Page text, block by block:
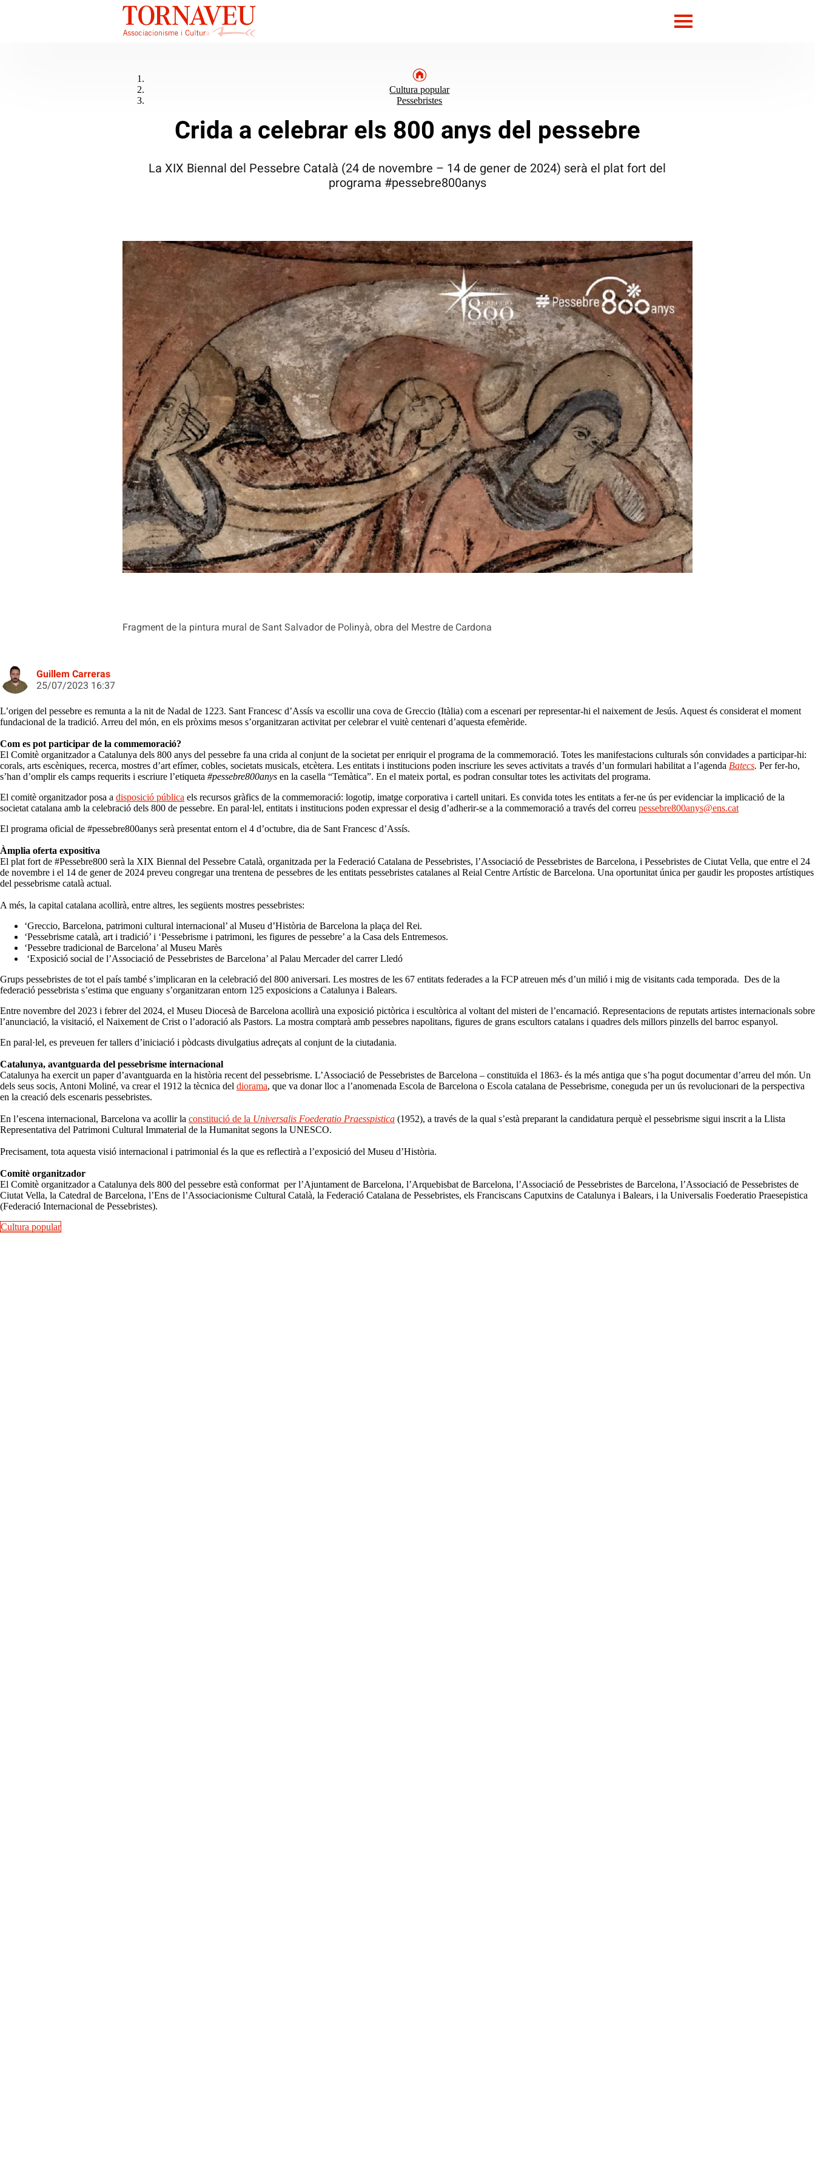
Fragment de la pintura mural de Sant Salvador de Polinyà, obra del Mestre de Cardona
Cultura popular
Pessebristes
Crida a celebrar els 800 anys del pessebre
La XIX Biennal del Pessebre Català (24 de novembre – 14 de gener de 2024) serà el plat fort del
programa #pessebre800anys
Guillem Carreras
25/07/2023 16:37
L’origen del pessebre es remunta a la nit de Nadal de 1223. Sant Francesc d’Assís va escollir una cova de Greccio (Itàlia) com a escenari per representar-hi el naixement de Jesús. Aquest és considerat el moment
fundacional de la tradició. Arreu del món, en els pròxims mesos s’organitzaran activitat per celebrar el vuitè centenari d’aquesta efemèride.
Com es pot participar de la commemoració?
El Comitè organitzador a Catalunya dels 800 anys del pessebre fa una crida al conjunt de la societat per enriquir el programa de la commemoració. Totes les manifestacions culturals són convidades a participar-hi:
corals, arts escèniques, recerca, mostres d’art efímer, cobles, societats musicals, etcètera. Les entitats i institucions poden inscriure les seves activitats a través d’un formulari habilitat a l’agenda Batecs. Per fer-ho,
s’han d’omplir els camps requerits i escriure l’etiqueta #pessebre800anys en la casella “Temàtica”. En el mateix portal, es podran consultar totes les activitats del programa.
El comitè organitzador posa a disposició pública els recursos gràfics de la commemoració: logotip, imatge corporativa i cartell unitari. Es convida totes les entitats a fer-ne ús per evidenciar la implicació de la
societat catalana amb la celebració dels 800 de pessebre. En paral·lel, entitats i institucions poden expressar el desig d’adherir-se a la commemoració a través del correu pessebre800anys@ens.cat
El programa oficial de #pessebre800anys serà presentat entorn el 4 d’octubre, dia de Sant Francesc d’Assís.
Àmplia oferta expositiva
El plat fort de #Pessebre800 serà la XIX Biennal del Pessebre Català, organitzada per la Federació Catalana de Pessebristes, l’Associació de Pessebristes de Barcelona, i Pessebristes de Ciutat Vella, que entre el 24
de novembre i el 14 de gener de 2024 preveu congregar una trentena de pessebres de les entitats pessebristes catalanes al Reial Centre Artístic de Barcelona. Una oportunitat única per gaudir les propostes artístiques
del pessebrisme català actual.
A més, la capital catalana acollirà, entre altres, les següents mostres pessebristes:
‘Greccio, Barcelona, patrimoni cultural internacional’ al Museu d’Història de Barcelona la plaça del Rei.
‘Pessebrisme català, art i tradició’ i ‘Pessebrisme i patrimoni, les figures de pessebre’ a la Casa dels Entremesos.
‘Pessebre tradicional de Barcelona’ al Museu Marès
‘Exposició social de l’Associació de Pessebristes de Barcelona’ al Palau Mercader del carrer Lledó
Grups pessebristes de tot el país també s’implicaran en la celebració del 800 aniversari. Les mostres de les 67 entitats federades a la FCP atreuen més d’un milió i mig de visitants cada temporada. Des de la
federació pessebrista s’estima que enguany s’organitzaran entorn 125 exposicions a Catalunya i Balears.
Entre novembre del 2023 i febrer del 2024, el Museu Diocesà de Barcelona acollirà una exposició pictòrica i escultòrica al voltant del misteri de l’encarnació. Representacions de reputats artistes internacionals sobre
l’anunciació, la visitació, el Naixement de Crist o l’adoració als Pastors. La mostra comptarà amb pessebres napolitans, figures de grans escultors catalans i quadres dels millors pinzells del barroc espanyol.
En paral·lel, es preveuen fer tallers d’iniciació i pòdcasts divulgatius adreçats al conjunt de la ciutadania.
Catalunya, avantguarda del pessebrisme internacional
Catalunya ha exercit un paper d’avantguarda en la història recent del pessebrisme. L’Associació de Pessebristes de Barcelona – constituïda el 1863- és la més antiga que s’ha pogut documentar d’arreu del món. Un
dels seus socis, Antoni Moliné, va crear el 1912 la tècnica del diorama, que va donar lloc a l’anomenada Escola de Barcelona o Escola catalana de Pessebrisme, coneguda per un ús revolucionari de la perspectiva
en la creació dels escenaris pessebristes.
En l’escena internacional, Barcelona va acollir la constitució de la Universalis Foederatio Praesspistica (1952), a través de la qual s’està preparant la candidatura perquè el pessebrisme sigui inscrit a la Llista
Representativa del Patrimoni Cultural Immaterial de la Humanitat segons la UNESCO.
Precisament, tota aquesta visió internacional i patrimonial és la que es reflectirà a l’exposició del Museu d’Història.
Comitè organitzador
El Comitè organitzador a Catalunya dels 800 del pessebre està conformat per l’Ajuntament de Barcelona, l’Arquebisbat de Barcelona, l’Associació de Pessebristes de Barcelona, l’Associació de Pessebristes de
Ciutat Vella, la Catedral de Barcelona, l’Ens de l’Associacionisme Cultural Català, la Federació Catalana de Pessebristes, els Franciscans Caputxins de Catalunya i Balears, i la Universalis Foederatio Praesepistica
(Federació Internacional de Pessebristes).
Cultura popular